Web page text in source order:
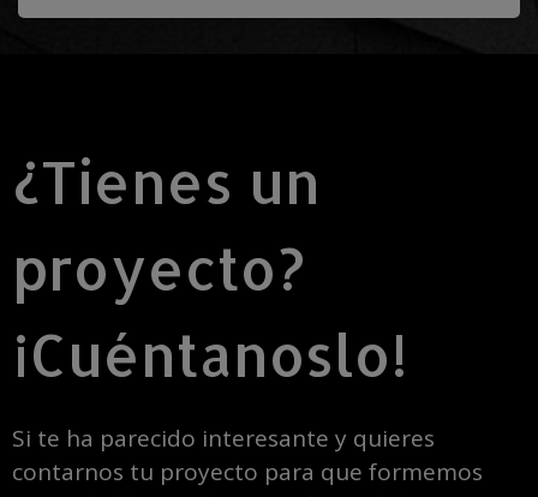
¿Tienes un
proyecto?
¡Cuéntanoslo!
Si te ha parecido interesante y quieres
contarnos tu proyecto para que formemos